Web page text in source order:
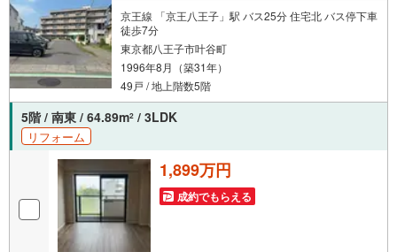
京王線 「京王八王子」駅 バス25分 住宅北 バス停下車
徒歩7分
東京都八王子市叶谷町
1996年8月（築31年）
49戸 / 地上階数5階
5階 / 南東 / 64.89m2 / 3LDK
リフォーム
1,899万円
成約でもらえる